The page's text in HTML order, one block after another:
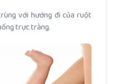
với hướng đi của ruột
trực tràng.